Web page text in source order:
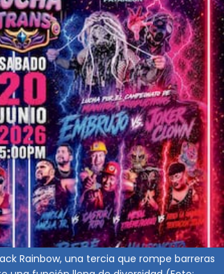
Rainbow, una tercia que rompe barreras